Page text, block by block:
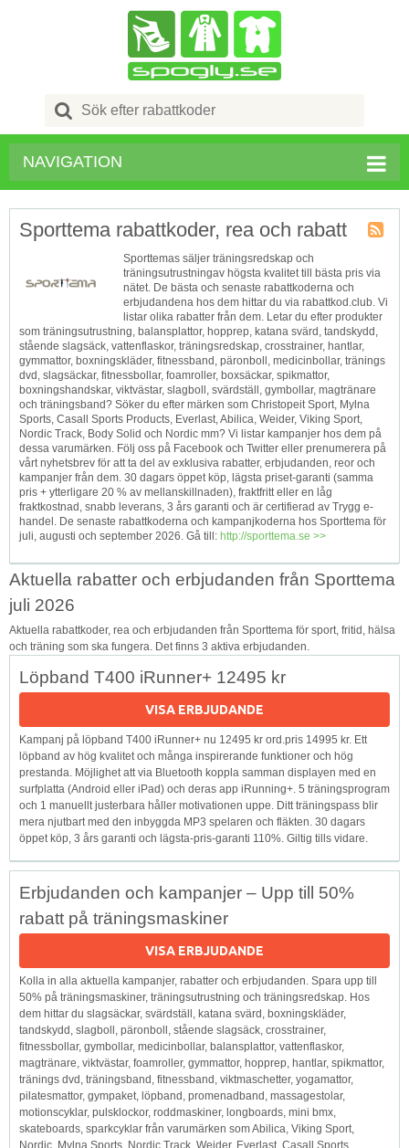
Search
for:
NAVIGATION
RSS
Sporttema rabattkoder, rea och rabatt
Sporttemas säljer träningsredskap och
träningsutrustningav högsta kvalitet till bästa pris via
nätet. De bästa och senaste rabattkoderna och
erbjudandena hos dem hittar du via rabattkod.club. Vi
listar olika rabatter från dem. Letar du efter produkter
som träningsutrustning, balansplattor, hopprep, katana svärd, tandskydd,
stående slagsäck, vattenflaskor, träningsredskap, crosstrainer, hantlar,
gymmattor, boxningskläder, fitnessband, päronboll, medicinbollar, tränings
dvd, slagsäckar, fitnessbollar, foamroller, boxsäckar, spikmattor,
boxningshandskar, viktvästar, slagboll, svärdställ, gymbollar, magtränare
och träningsband? Söker du efter märken som Christopeit Sport, Mylna
Sports, Casall Sports Products, Everlast, Abilica, Weider, Viking Sport,
Nordic Track, Body Solid och Nordic mm? Vi listar kampanjer hos dem på
dessa varumärken. Följ oss på Facebook och Twitter eller prenumerera på
vårt nyhetsbrev för att ta del av exklusiva rabatter, erbjudanden, reor och
kampanjer från dem. 30 dagars öppet köp, lägsta priset-garanti (samma
pris + ytterligare 20 % av mellanskillnaden), fraktfritt eller en låg
fraktkostnad, snabb leverans, 3 års garanti och är certifierad av Trygg e-
handel. De senaste rabattkoderna och kampanjkoderna hos Sporttema för
juli, augusti och september 2026. Gå till: http://sporttema.se >>
Aktuella rabatter och erbjudanden från Sporttema
juli 2026
Aktuella rabattkoder, rea och erbjudanden från Sporttema för sport, fritid, hälsa
och träning som ska fungera. Det finns 3 aktiva erbjudanden.
Löpband T400 iRunner+ 12495 kr
VISA ERBJUDANDE
Kampanj på löpband T400 iRunner+ nu 12495 kr ord.pris 14995 kr. Ett
löpband av hög kvalitet och många inspirerande funktioner och hög
prestanda. Möjlighet att via Bluetooth koppla samman displayen med en
surfplatta (Android eller iPad) och deras app iRunning+. 5 träningsprogram
och 1 manuellt justerbara håller motivationen uppe. Ditt träningspass blir
mera njutbart med den inbyggda MP3 spelaren och fläkten. 30 dagars
öppet köp, 3 års garanti och lägsta-pris-garanti 110%. Giltig tills vidare.
Erbjudanden och kampanjer – Upp till 50%
rabatt på träningsmaskiner
VISA ERBJUDANDE
Kolla in alla aktuella kampanjer, rabatter och erbjudanden. Spara upp till
50% på träningsmaskiner, träningsutrustning och träningsredskap. Hos
dem hittar du slagsäckar, svärdställ, katana svärd, boxningskläder,
tandskydd, slagboll, päronboll, stående slagsäck, crosstrainer,
fitnessbollar, gymbollar, medicinbollar, balansplattor, vattenflaskor,
magtränare, viktvästar, foamroller, gymmattor, hopprep, hantlar, spikmattor,
tränings dvd, träningsband, fitnessband, viktmaschetter, yogamattor,
pilatesmattor, gympaket, löpband, promenadband, massagestolar,
motionscyklar, pulsklockor, roddmaskiner, longboards, mini bmx,
skateboards, sparkcyklar från varumärken som Abilica, Viking Sport,
Nordic, Mylna Sports, Nordic Track, Weider, Everlast, Casall Sports